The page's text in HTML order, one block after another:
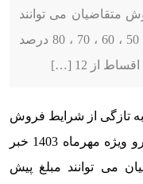
متقاضیان می توانند
مبلغ پیش پرداخت را به دلخواه از بین 50 ، 60 ، 70 ، 80 درصد
از 12 […]
تازگی از شرایط فروش
خبر
می توانند مبلغ پیش